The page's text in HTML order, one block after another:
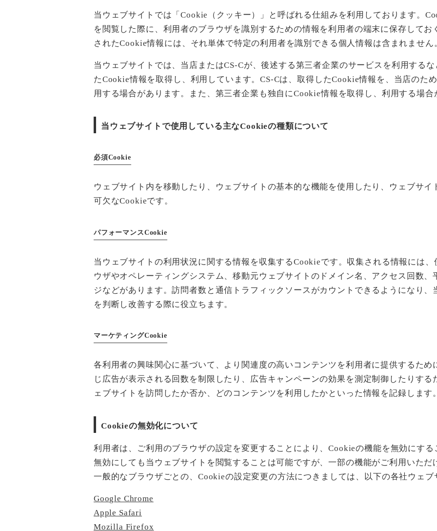
当ウェブサイトでは「Cookie（クッキー）」と呼ばれる仕組みを利用しております。
を閲覧した際に、利用者のブラウザを識別するための情報を利用者の端末に保存して
されたCookie情報には、それ単体で特定の利用者を識別できる個人情報は含まれません
当ウェブサイトでは、当店またはCS-Cが、後述する第三者企業のサービスを利用する
たCookie情報を取得し、利用しています。CS-Cは、取得したCookie情報を、当店のた
用する場合があります。また、第三者企業も独自にCookie情報を取得し、利用する場合
当ウェブサイトで使用している主なCookieの種類について
必須Cookie
ウェブサイト内を移動したり、ウェブサイトの基本的な機能を使用したり、ウェブサ
可欠なCookieです。
パフォーマンスCookie
当ウェブサイトの利用状況に関する情報を収集するCookieです。収集される情報には
ウザやオペレーティングシステム、移動元ウェブサイトのドメイン名、アクセス回数
ジなどがあります。訪問者数と通信トラフィックソースがカウントできるようになり、
を判断し改善する際に役立ちます。
マーケティングCookie
各利用者の興味関心に基づいて、より関連度の高いコンテンツを利用者に提供するため
じ広告が表示される回数を制限したり、広告キャンペーンの効果を測定制御したりする
ェブサイトを訪問したか否か、どのコンテンツを利用したかといった情報を記録します。
Cookieの無効化について
利用者は、ご利用のブラウザの設定を変更することにより、Cookieの機能を無効にす
無効にしても当ウェブサイトを閲覧することは可能ですが、一部の機能がご利用いただ
一般的なブラウザごとの、Cookieの設定変更の方法につきましては、以下の各社ウェブ
Google Chrome
Apple Safari
Mozilla Firefox